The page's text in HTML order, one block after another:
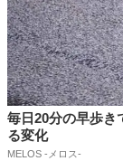
毎日20分の早歩き
る変化
MELOS -メロス-